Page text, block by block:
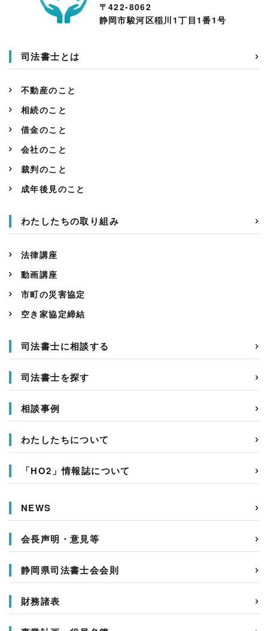
〒422-8062
静岡市駿河区稲川1丁目1番1号
司法書士とは
不動産のこと
相続のこと
借金のこと
会社のこと
裁判のこと
成年後見のこと
わたしたちの取り組み
法律講座
動画講座
市町の災害協定
空き家協定締結
司法書士に相談する
司法書士を探す
相談事例
わたしたちについて
「HO2」情報誌について
NEWS
会長声明・意見等
静岡県司法書士会会則
財務諸表